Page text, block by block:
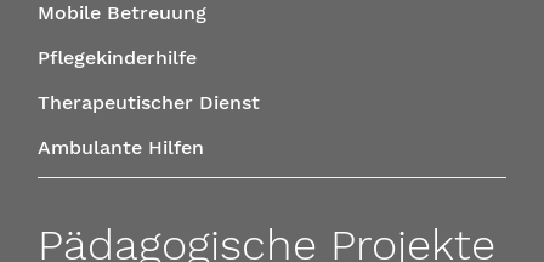
Mobile Betreuung
Pflegekinderhilfe
Therapeutischer Dienst
Ambulante Hilfen
Pädagogische Projekte